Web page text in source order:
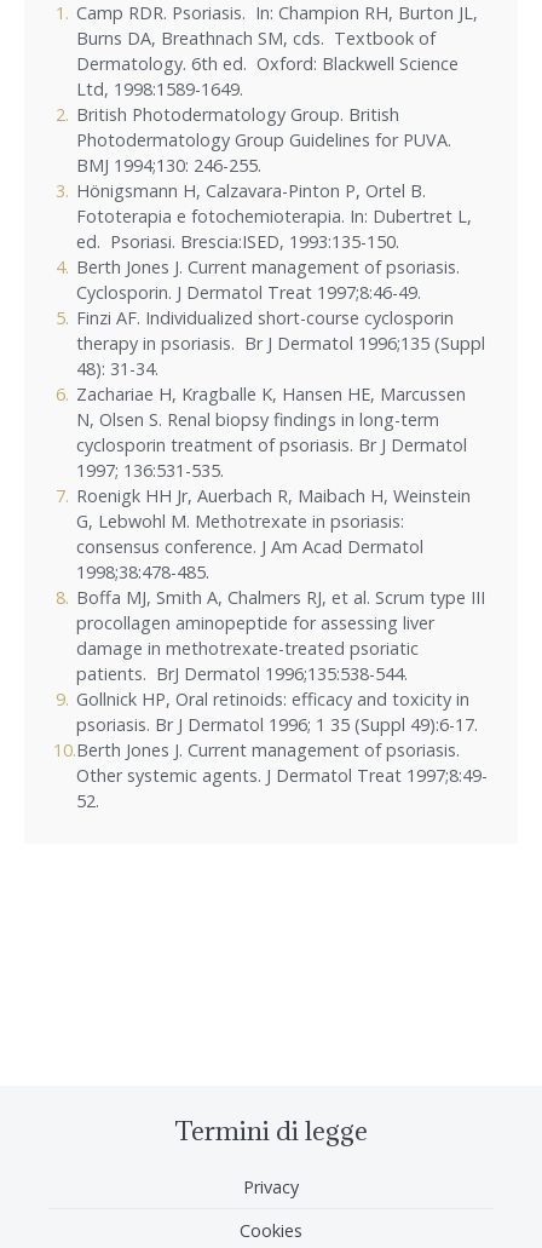
Camp RDR. Psoriasis. In: Champion RH, Burton JL,
Burns DA, Breathnach SM, cds. Textbook of
Dermatology. 6th ed. Oxford: Blackwell Science
Ltd, 1998:1589-1649.
British Photodermatology Group. British
Photodermatology Group Guidelines for PUVA.
BMJ 1994;130: 246-255.
Hönigsmann H, Calzavara-Pinton P, Ortel B.
Fototerapia e fotochemioterapia. In: Dubertret L,
ed. Psoriasi. Brescia:ISED, 1993:135-150.
Berth Jones J. Current management of psoriasis.
Cyclosporin. J Dermatol Treat 1997;8:46-49.
Finzi AF. Individualized short-course cyclosporin
therapy in psoriasis. Br J Dermatol 1996;135 (Suppl
48): 31-34.
Zachariae H, Kragballe K, Hansen HE, Marcussen
N, Olsen S. Renal biopsy findings in long-term
cyclosporin treatment of psoriasis. Br J Dermatol
1997; 136:531-535.
Roenigk HH Jr, Auerbach R, Maibach H, Weinstein
G, Lebwohl M. Methotrexate in psoriasis:
consensus conference. J Am Acad Dermatol
1998;38:478-485.
Boffa MJ, Smith A, Chalmers RJ, et al. Scrum type III
procollagen aminopeptide for assessing liver
damage in methotrexate-treated psoriatic
patients. BrJ Dermatol 1996;135:538-544.
Gollnick HP, Oral retinoids: efficacy and toxicity in
psoriasis. Br J Dermatol 1996; 1 35 (Suppl 49):6-17.
Berth Jones J. Current management of psoriasis.
Other systemic agents. J Dermatol Treat 1997;8:49-
52.
Termini di legge
Privacy
Cookies